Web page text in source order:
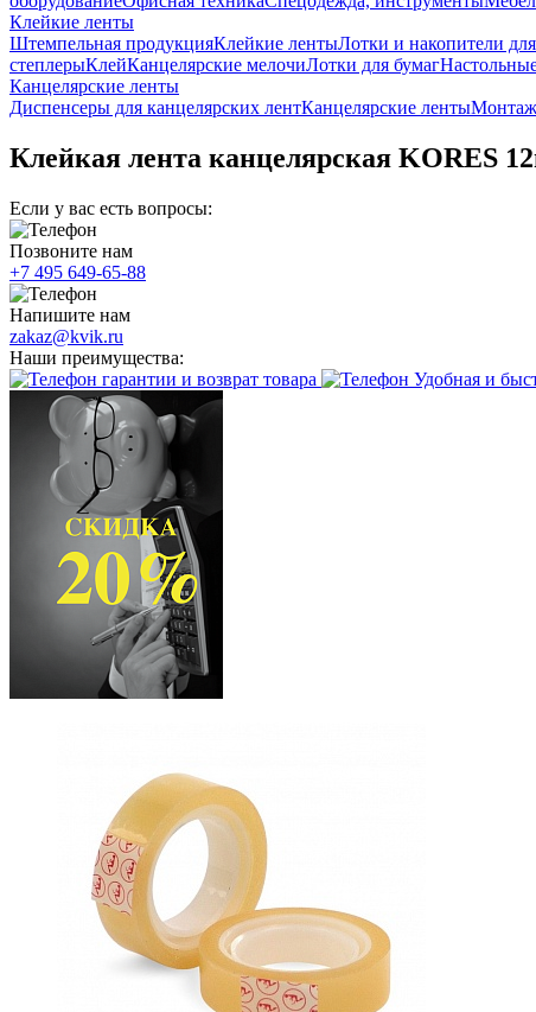
Клейкие ленты
Штемпельная продукцияКлейкие лентыЛотки и накопители
степлерыКлейКанцелярские мелочиЛотки для бумаг
Канцелярские ленты
Диспенсеры для канцелярских лентКанцелярские ленты
Клейкая лента канцелярская KORES
Если у вас есть вопросы:
Позвоните нам
+7 495 649-65-88
Напишите нам
zakaz@kvik.ru
Наши преимущества:
гарантии и возврат товара
Удобная и